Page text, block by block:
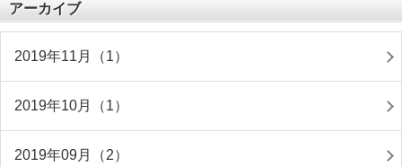
アーカイブ
2019年11月（1）
2019年10月（1）
2019年09月（2）